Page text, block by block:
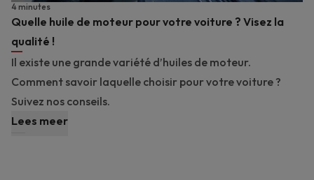
Quelle huile de moteur pour votre voiture ? Visez la
qualité !
4 minutes
Il existe une grande variété d’huiles de moteur.
Comment savoir laquelle choisir pour votre voiture ?
Suivez nos conseils.
Lees meer